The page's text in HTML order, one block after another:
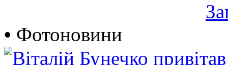
• Фотоновини